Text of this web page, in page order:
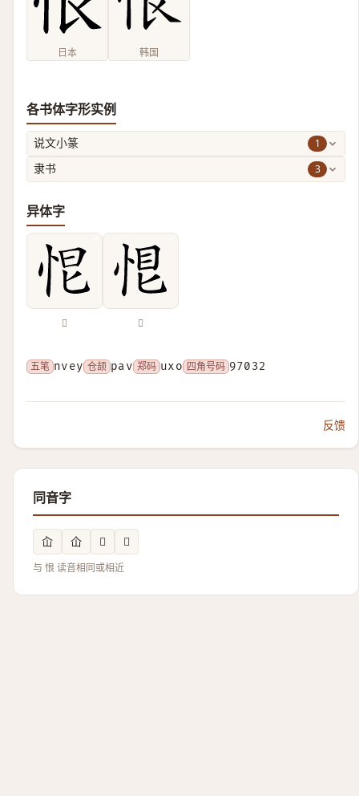
日本 韩国
各书体字形实例
说文小篆 1
隶书 3
异体字
𢙃 𢚉
五笔 nvey 仓颉 pav 郑码 uxo 四角号码 97032
反馈
同音字
屳 仚 𥈥 𱖙
与 恨 读音相同或相近